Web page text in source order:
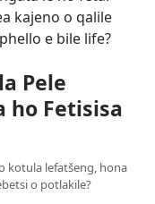
kajeno o qalile
e bile life?
Pele
ho Fetisisa
kotula lefatšeng, hona
o potlakile?